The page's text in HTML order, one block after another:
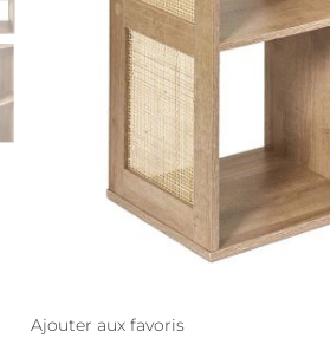
Ajouter aux favoris